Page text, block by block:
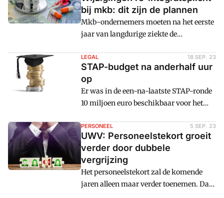
opent de aanvraagronde.
bij mkb: dit zijn de plannen
Mkb-ondernemers moeten na het eerste
jaar van langdurige ziekte de
binnen het bedrijf af te sluiten. Een
nieuw wetsvoorstel beoogt daarom de
re-integratieverplichtingen in het
tweede jaar bij werknemers van mkb-
bedrijven te wijzigen. De plannen zijn
een consultatieronde.
LEGAL 18 SEP. 23
STAP-budget na anderhalf uur
op
Er was in de een-na-laatste STAP-ronde
10 miljoen euro beschikbaar voor het
10.00 uur ging het loket open. Om 11.35
uur was al het beschikbare budget
vergeven.
PERSONEEL 5 SEP. 23
UWV: Personeelstekort groeit
verder door dubbele
vergrijzing
Het personeelstekort zal de komende
jaren alleen maar verder toenemen. Dat